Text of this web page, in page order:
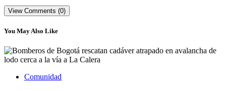
View Comments (0)
You May Also Like
Comunidad